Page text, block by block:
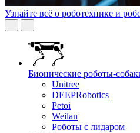
Узнайте всё о роботехнике и
Бионические роботы-
Unitree
DEEPRobotics
Petoi
Weilan
Роботы с лидаром